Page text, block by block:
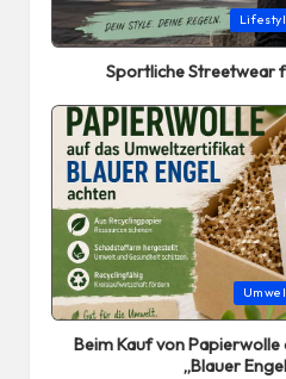
Posted
in
Sportliche Streetwear
Posted
in
Beim Kauf von
„Blauer